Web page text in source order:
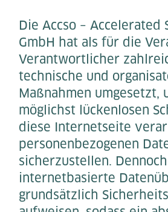
Die Accso – Accelerated
GmbH hat als für die
Verantwortlicher
technische und
Maßnahmen umgesetzt,
möglichst lückenlosen
diese Internetseite
personenbezogenen
sicherzustellen.
internetbasierte
grundsätzlich